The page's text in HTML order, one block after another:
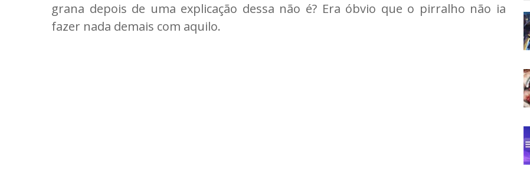
grana depois de uma explicação dessa não é? Era óbvio que o pirralho não ia
fazer nada demais com aquilo.